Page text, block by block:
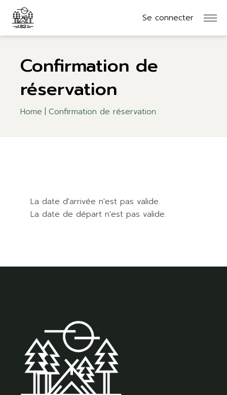
Se connecter
Confirmation de
réservation
Home Confirmation de réservation
La date d'arrivée n'est pas valide.
La date de départ n'est pas valide.